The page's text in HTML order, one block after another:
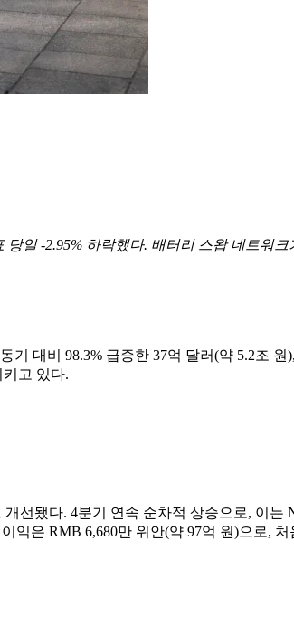
일 -2.95% 하락했다. 배터리 스왑 네트워
대비 98.3% 급증한 37억 달러(약 5.2조 원
고 있다.
선됐다. 4분기 연속 순차적 상승으로, 이는
익은 RMB 6,680만 위안(약 97억 원)으로,